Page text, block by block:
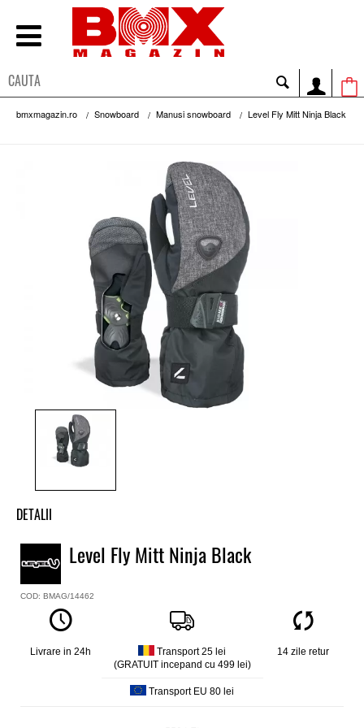
bmxmagazin.ro Snowboard Manusi snowboard Level Fly Mitt Ninja Black
DETALII
Manusi snowboard baieti Level
Model
Fly Mitt
Culoare
Material interior
100% poliester, fleece
93% nailon, 7% elastan cu menbrana Thermoplus® 3000-
calduros (pana la -17C)
Level Fly Mitt Ninja Black
COD: BMAG/14462
Livrare in 24h
Transport 25 lei
(GRATUIT incepand cu 499 lei)
Transport EU 80 lei
14 zile retur